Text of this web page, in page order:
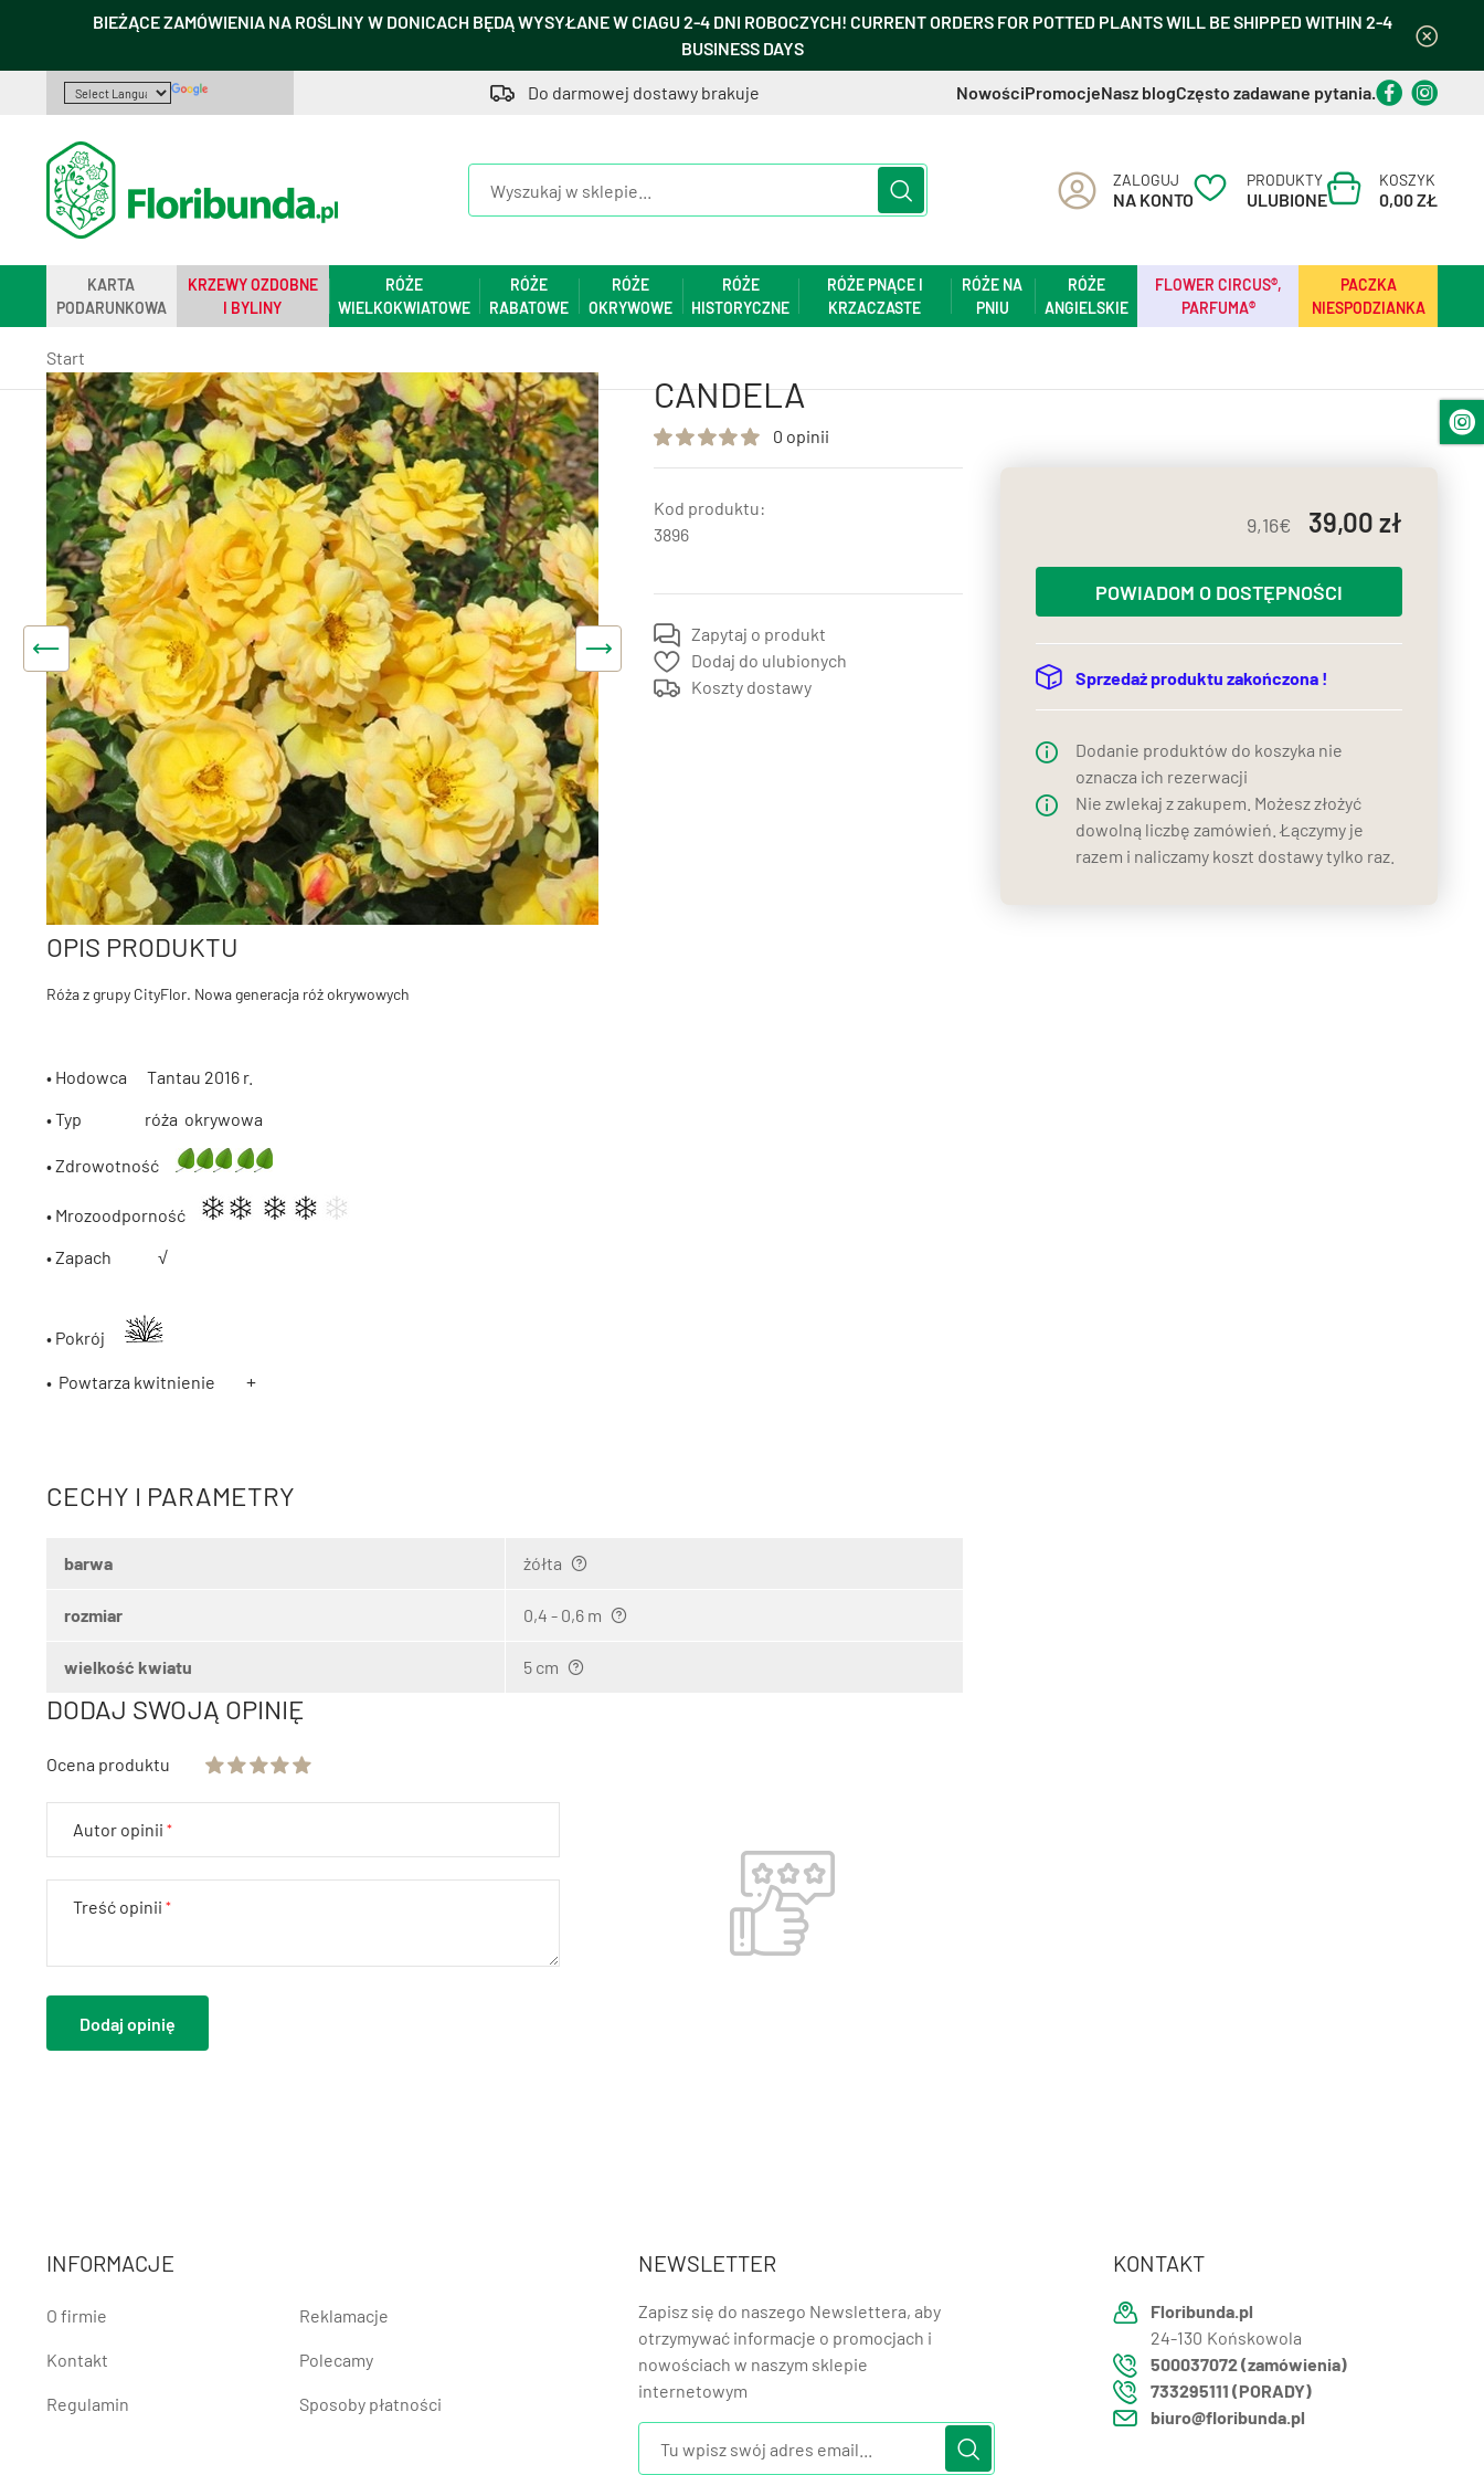
BIEŻĄCE ZAMÓWIENIA NA ROŚLINY W DONICACH BĘDĄ WYSYŁANE W CIAGU 2-4 DNI ROBOCZYCH! CURRENT ORDERS FOR POTTED PLANTS WILL BE SHIPPED WITHIN 2-4
BUSINESS DAYS
Do darmowej dostawy brakuje NowościPromocjeNasz blogCzęsto zadawane pytania.
ZALOGUJ
NA KONTO
PRODUKTY
ULUBIONE
KOSZYK
0,00 ZŁ
KARTA
PODARUNKOWA
KRZEWY OZDOBNE
I BYLINY
RÓŻE
WIELKOKWIATOWE
RÓŻE
RABATOWE
RÓŻE
OKRYWOWE
RÓŻE
HISTORYCZNE
RÓŻE PNĄCE I
KRZACZASTE
RÓŻE NA
PNIU
RÓŻE
ANGIELSKIE
FLOWER CIRCUS®,
PARFUMA®
PACZKA
NIESPODZIANKA
Start
CANDELA
0 opinii
3896
Zapytaj o produkt
Dodaj do ulubionych
Koszty dostawy
OPIS PRODUKTU
Róża z grupy CityFlor. Nowa generacja róż okrywowych
• Hodowca Tantau 2016 r.
• Typ róża okrywowa
• Zdrowotność
• Mrozoodporność
• Zapach √
• Pokrój
• Powtarza kwitnienie +
CECHY I PARAMETRY
barwa żółta
rozmiar 0,4 - 0,6 m
wielkość kwiatu 5 cm
DODAJ SWOJĄ OPINIĘ
Ocena produktu
Autor opinii
Treść opinii
Dodaj opinię
39,00
9,16
POWIADOM O DOSTĘPNOŚCI
Sprzedaż produktu zakończona !
Dodanie produktów do koszyka nie
oznacza ich rezerwacji
Nie zwlekaj z zakupem. Możesz złożyć
dowolną liczbę zamówień. Łączymy je
razem i naliczamy koszt dostawy tylko raz.
INFORMACJE
O firmie
Kontakt
Regulamin
Reklamacje
Polecamy
Sposoby płatności
NEWSLETTER
Zapisz się do naszego Newslettera, aby
otrzymywać informacje o promocjach i
nowościach w naszym sklepie
internetowym
KONTAKT
Floribunda.pl
24-130 Końskowola
500037072 (zamówienia)
733295111 (PORADY)
biuro@floribunda.pl